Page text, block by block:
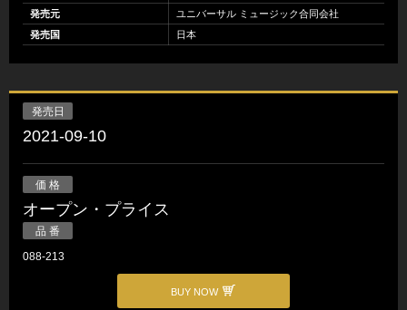
発売元
ユニバーサル ミュージック合同会社
発売国
日本
発売日
2021-09-10
価 格
オープン・プライス
品 番
088-213
BUY NOW